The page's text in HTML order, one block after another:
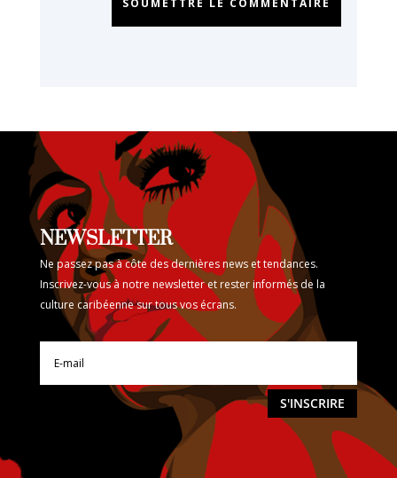
NEWSLETTER
Ne passez pas à côte des dernières news et tendances.
Inscrivez-vous à notre newsletter et rester informés de la
culture caribéenne sur tous vos écrans.
S'INSCRIRE